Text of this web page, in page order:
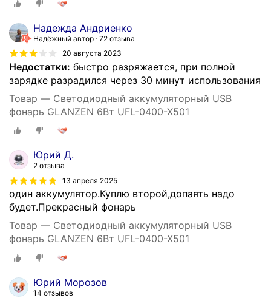
Надежда Андриенко
Надёжный автор 72 отзыва
20 августа 2023
Недостатки: быстро разряжается, при полной
зарядке разрадился через 30 минут использования
Товар — Светодиодный аккумуляторный USB
фонарь GLANZEN 6Вт UFL-0400-X501
Юрий Д.
2 отзыва
13 апреля 2025
один аккумулятор.Куплю второй,допаять надо
будет.Прекрасный фонарь
Товар — Светодиодный аккумуляторный USB
фонарь GLANZEN 6Вт UFL-0400-X501
Юрий Морозов
14 отзывов